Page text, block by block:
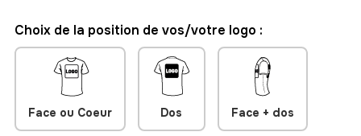
Choix de la position de vos/votre logo :
Face ou Coeur Dos Face + dos